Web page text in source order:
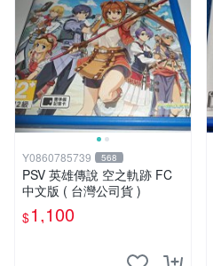
Y0860785739 568
PSV 英雄傳說 空之軌跡 FC
中文版 ( 台灣公司貨 )
$1,100